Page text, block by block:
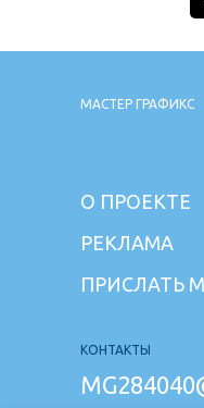
МАСТЕР ГРАФИКС
О ПРОЕКТЕ
КОНТАКТЫ
РЕКЛАМА
ПРИСЛАТЬ